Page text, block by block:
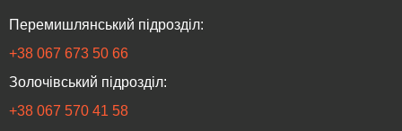
Перемишлянський підрозділ:
+38 067 673 50 66
Золочівський підрозділ:
‎+38 067 570 41 58